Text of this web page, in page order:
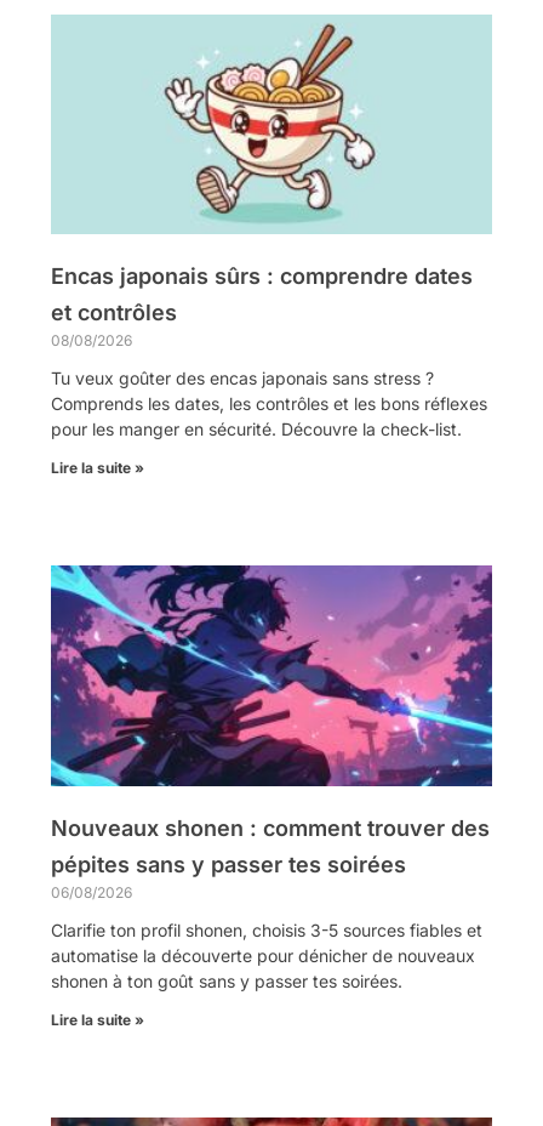
Encas japonais sûrs : comprendre dates
et contrôles
08/08/2026
Tu veux goûter des encas japonais sans stress ?
Comprends les dates, les contrôles et les bons réflexes
pour les manger en sécurité. Découvre la check-list.
Lire la suite »
Nouveaux shonen : comment trouver des
pépites sans y passer tes soirées
06/08/2026
Clarifie ton profil shonen, choisis 3-5 sources fiables et
automatise la découverte pour dénicher de nouveaux
shonen à ton goût sans y passer tes soirées.
Lire la suite »